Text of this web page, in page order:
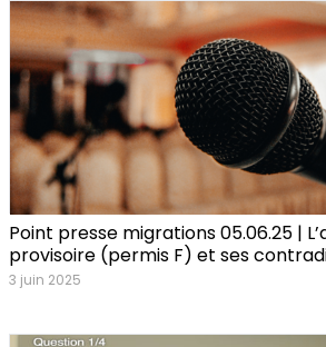
Point presse migrations 05.06.25 |
provisoire (permis F) et ses
3 juin 2025